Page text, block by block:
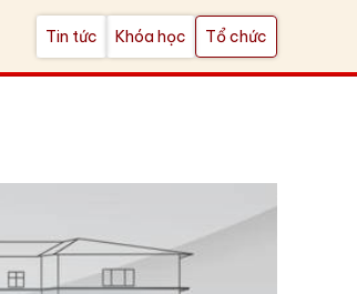
Tin tức Khóa học Tổ chức